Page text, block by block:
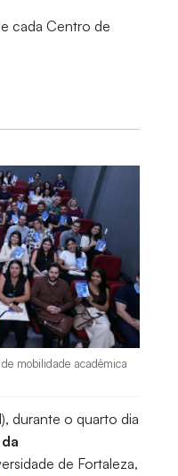
cada Centro de
mobilidade acadêmica
durante o quarto dia
de Fortaleza,